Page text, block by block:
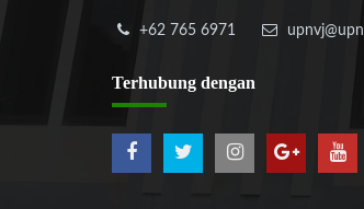
+62 765 6971
Terhubung dengan